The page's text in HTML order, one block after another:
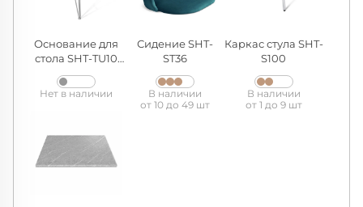
Основание для
стола SHT-TU10
хром лак
Нет в наличии
Сидение SHT-
ST36
В наличии
от 10 до 49 шт
Каркас стула SHT-
S100
В наличии
от 1 до 9 шт